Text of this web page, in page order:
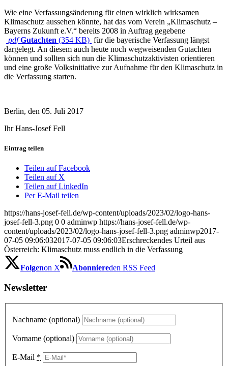
Wie eine Verfassungsänderung für einen wirklich wirksamen
Klimaschutz aussehen könnte, hat das vom Verein „Klimaschutz –
Bayerns Zukunft e.V.“ bereits 2008 in Auftrag gegebene
pdf Gutachten (354 KB) für die bayerische Verfassung längst
dargelegt. An diesem auch heute noch wegweisenden Gutachten
können und sollten sich nun die Klimaschutzaktivisten orientieren
und eine große Volksinitiative zur Aufnahme für den Klimaschutz in
die Verfassung starten.
Berlin, den 05. Juli 2017
Ihr Hans-Josef Fell
Eintrag teilen
Teilen auf Facebook
Teilen auf X
Teilen auf LinkedIn
Per E-Mail teilen
https://hans-josef-fell.de/wp-content/uploads/2023/02/logo-hans-
josef-fell-3.png 0 0 adminwp https://hans-josef-fell.de/wp-
content/uploads/2023/02/logo-hans-josef-fell-3.png adminwp2017-
07-05 09:06:032017-07-05 09:06:03Erschreckendes Urteil aus
Österreich: Klimaschutz muss endlich in die Verfassung
Folgenon X Abonniereden RSS Feed
Newsletter
Nachname (optional)
Vorname (optional)
E-Mail *